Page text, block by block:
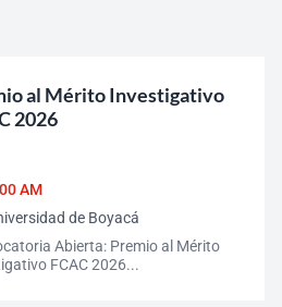
al Mérito Investigativo
2026
AM
de Boyacá
Abierta: Premio al Mérito
FCAC 2026...